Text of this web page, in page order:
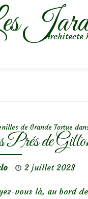
Architecte
de Grande Tortue
Prés de
2 juillet 2023
vous là, au bord